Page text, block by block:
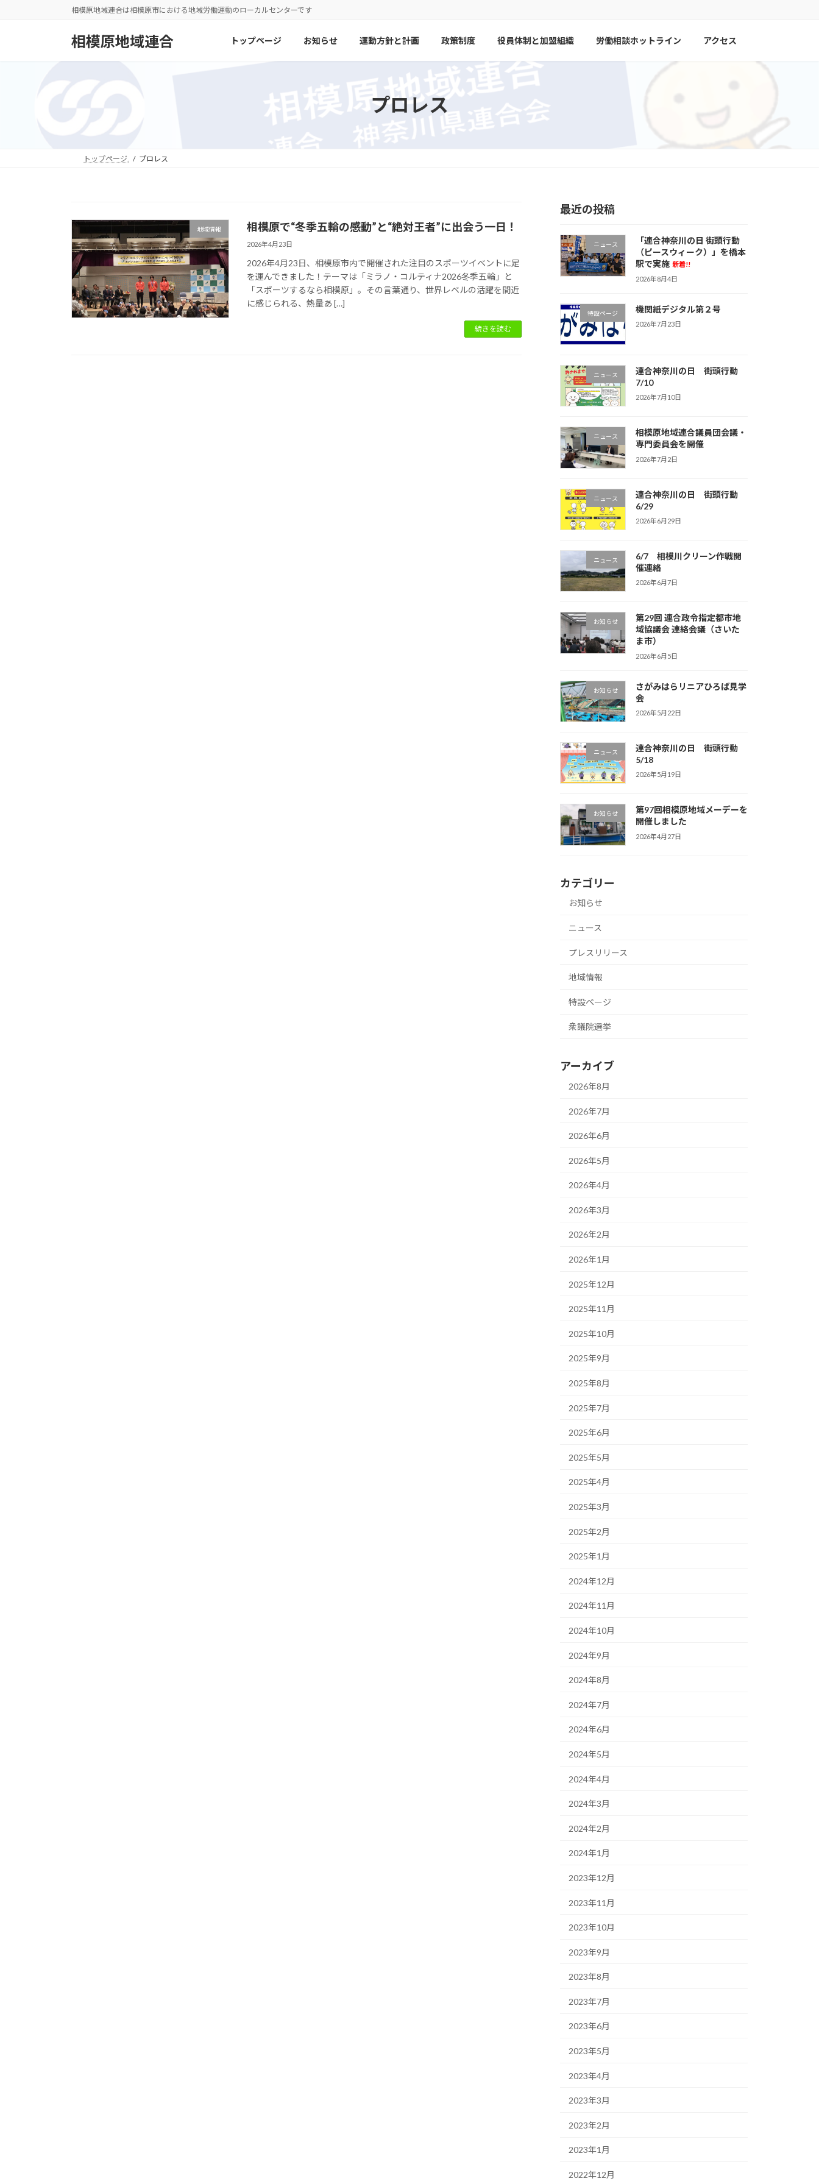
相模原地域連合は相模原市における地域労働運動のローカルセンターです
相模原地域連合 トップページ お知らせ 運動方針と計画 政策制度 役員体制と加盟組織 労働相談ホットライン アクセス
プロレス
トップページ. プロレス
地域情報 相模原で“冬季五輪の感動”と“絶対王者”に出会う一日！
2026年4月23日
2026年4月23日、相模原市内で開催された注目のスポーツイベントに足
を運んできました！テーマは「ミラノ・コルティナ2026冬季五輪」と
「スポーツするなら相模原」。その言葉通り、世界レベルの活躍を間近
に感じられる、熱量あ […]
続きを読む
最近の投稿
ニュース
「連合神奈川の日 街頭行動
（ピースウィーク）」を橋本
駅で実施 新着!!
2026年8月4日
特設ページ 機関紙デジタル第２号
2026年7月23日
ニュース
連合神奈川の日 街頭行動
7/10
2026年7月10日
ニュース
相模原地域連合議員団会議・
専門委員会を開催
2026年7月2日
ニュース
連合神奈川の日 街頭行動
6/29
2026年6月29日
ニュース
6/7 相模川クリーン作戦開
催連絡
2026年6月7日
お知らせ
第29回 連合政令指定都市地
域協議会 連絡会議（さいた
ま市）
2026年6月5日
お知らせ
さがみはらリニアひろば見学
会
2026年5月22日
ニュース
連合神奈川の日 街頭行動
5/18
2026年5月19日
お知らせ
第97回相模原地域メーデーを
開催しました
2026年4月27日
カテゴリー
お知らせ
ニュース
プレスリリース
地域情報
特設ページ
衆議院選挙
アーカイブ
2026年8月
2026年7月
2026年6月
2026年5月
2026年4月
2026年3月
2026年2月
2026年1月
2025年12月
2025年11月
2025年10月
2025年9月
2025年8月
2025年7月
2025年6月
2025年5月
2025年4月
2025年3月
2025年2月
2025年1月
2024年12月
2024年11月
2024年10月
2024年9月
2024年8月
2024年7月
2024年6月
2024年5月
2024年4月
2024年3月
2024年2月
2024年1月
2023年12月
2023年11月
2023年10月
2023年9月
2023年8月
2023年7月
2023年6月
2023年5月
2023年4月
2023年3月
2023年2月
2023年1月
2022年12月